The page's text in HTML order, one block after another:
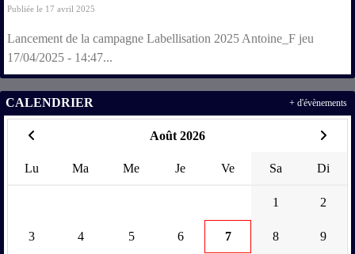
Publiée le 17 avril 2025
Lancement de la campagne Labellisation 2025 Antoine_F jeu
17/04/2025 - 14:47...
CALENDRIER
Août 2026
Lu Ma Me Je Ve Sa Di
1 2
3 4 5 6 7 8 9
+ d'évènements